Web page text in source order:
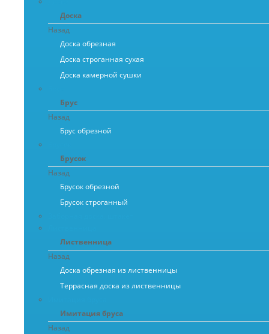
Доска
Назад
Доска обрезная
Доска строганная сухая
Доска камерной сушки
Брус
Назад
Брус обрезной
Брусок
Назад
Брусок обрезной
Брусок строганный
Лиственница
Назад
Доска обрезная из лиственницы
Террасная доска из лиственницы
Имитация бруса
Назад